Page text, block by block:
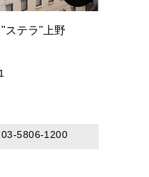
ステラ"上野
03-5806-1200